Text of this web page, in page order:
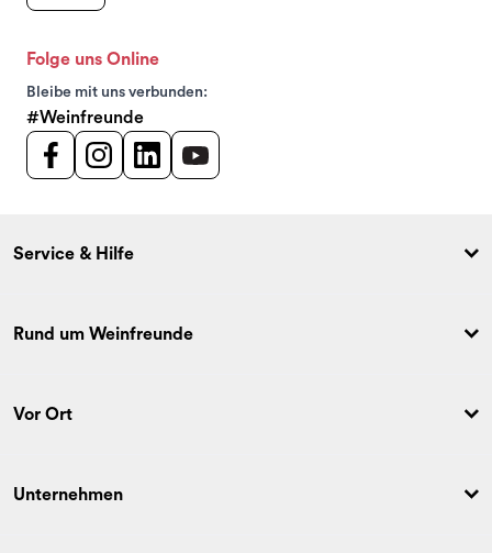
Folge uns Online
Bleibe mit uns verbunden:
#Weinfreunde
Service & Hilfe
Rund um Weinfreunde
Vor Ort
Unternehmen